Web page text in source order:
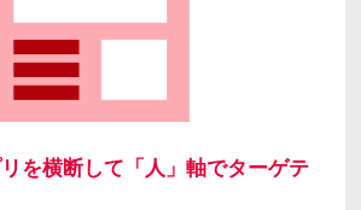
を横断して「人」軸でターゲテ